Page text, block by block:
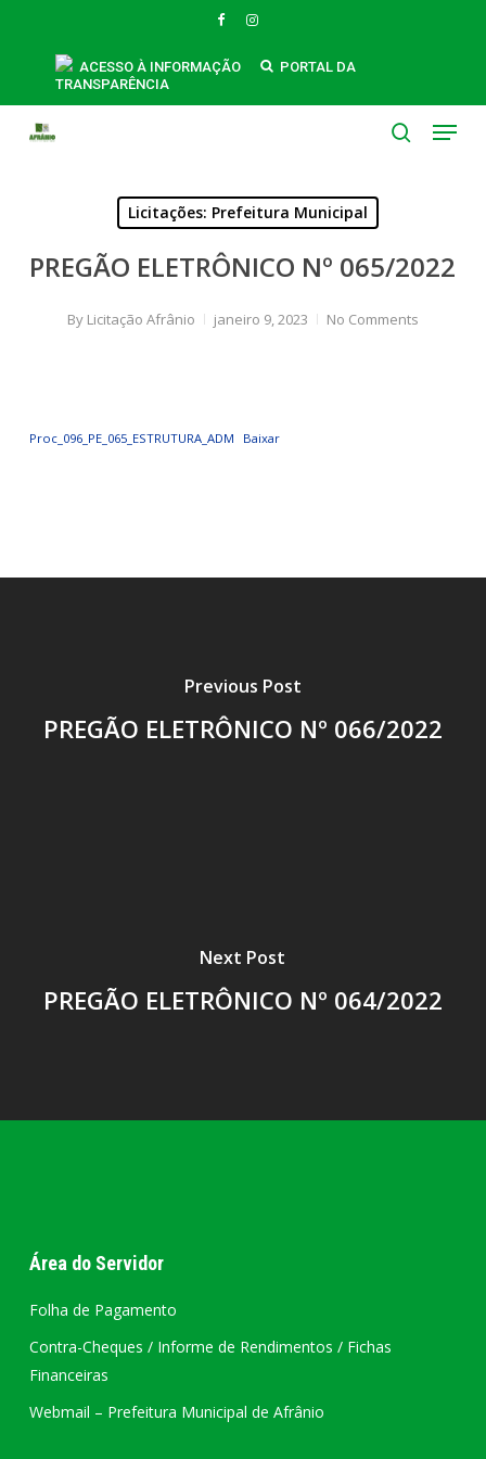
FACEBOOKINSTAGRAM
ACESSO À INFORMAÇÃO
PORTAL DA
TRANSPARÊNCIA
Menu
Licitações: Prefeitura Municipal
PREGÃO ELETRÔNICO Nº 065/2022
By Licitação Afrânio janeiro 9, 2023 No Comments
Proc_096_PE_065_ESTRUTURA_ADM Baixar
Previous Post
PREGÃO ELETRÔNICO Nº 066/2022
Next Post
PREGÃO ELETRÔNICO Nº 064/2022
Área do Servidor
Folha de Pagamento
Contra-Cheques / Informe de Rendimentos / Fichas
Financeiras
Webmail – Prefeitura Municipal de Afrânio